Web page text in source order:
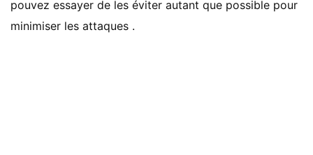
pouvez essayer de les éviter autant que possible pour
minimiser les attaques .